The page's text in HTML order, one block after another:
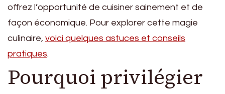
offrez l’opportunité de cuisiner sainement et de
façon économique. Pour explorer cette magie
culinaire, voici quelques astuces et conseils
pratiques.
Pourquoi privilégier